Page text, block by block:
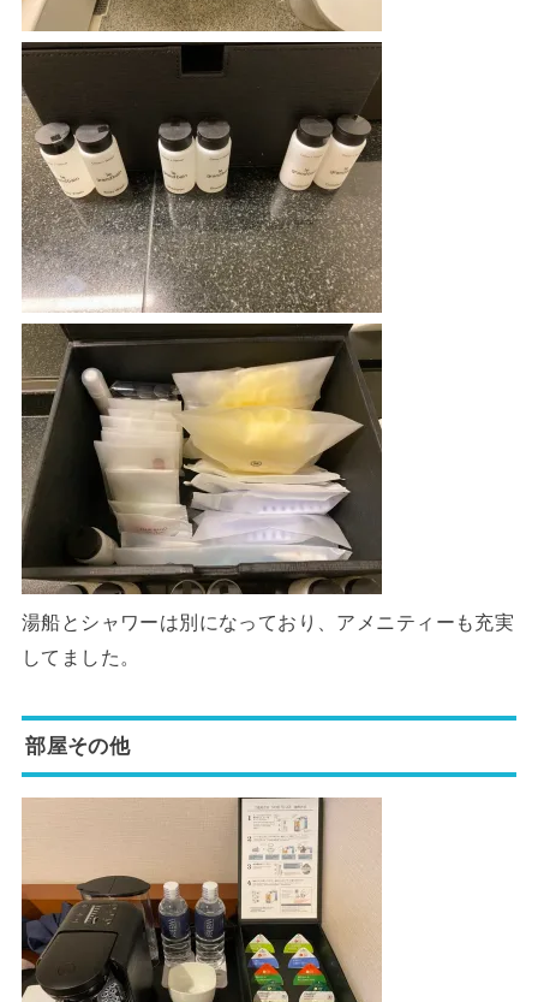
湯船とシャワーは別になっており、アメニティーも充実
してました。
部屋その他